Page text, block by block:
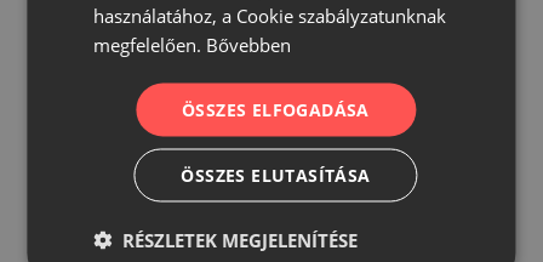
500
használatához, a Cookie szabályzatunknak
megfelelően. Bővebben
ÖSSZES ELFOGADÁSA
ÖSSZES ELUTASÍTÁSA
RÉSZLETEK MEGJELENÍTÉSE